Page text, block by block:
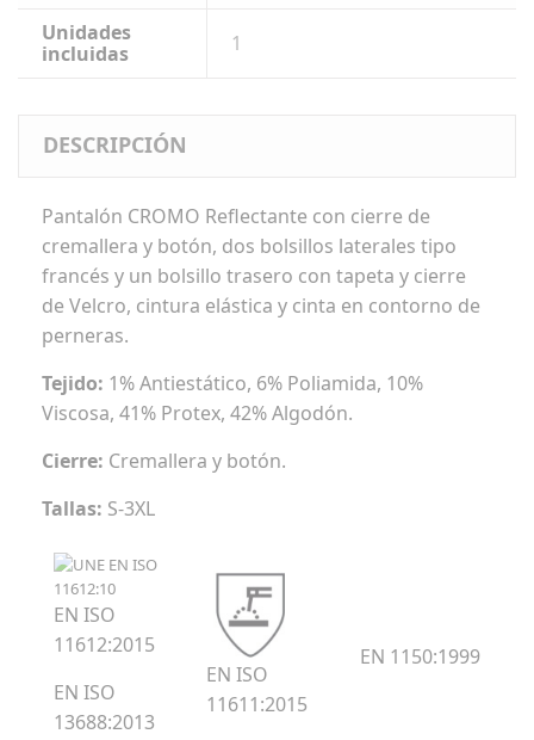
Unidades
incluidas
1
DESCRIPCIÓN
Pantalón CROMO Reflectante con cierre de
cremallera y botón, dos bolsillos laterales tipo
francés y un bolsillo trasero con tapeta y cierre
de Velcro, cintura elástica y cinta en contorno de
perneras.
Tejido: 1% Antiestático, 6% Poliamida, 10%
Viscosa, 41% Protex, 42% Algodón.
Cierre: Cremallera y botón.
Tallas: S-3XL
EN ISO
11612:2015
EN ISO
13688:2013
EN ISO
11611:2015
EN 1150:1999